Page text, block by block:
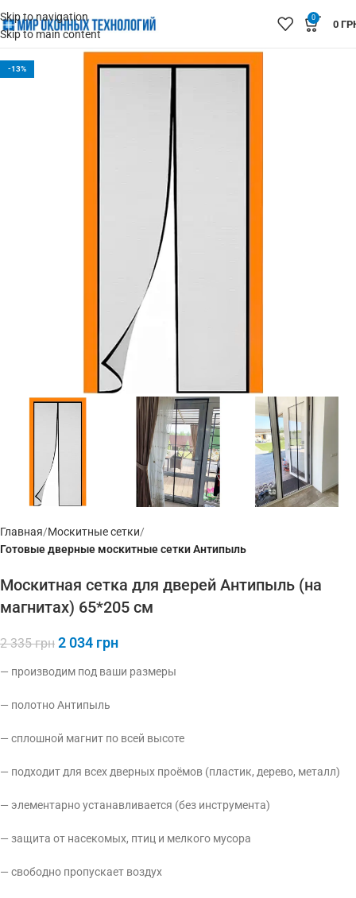
Skip to navigation
Skip to main content
0
0
-13%
Главная Москитные сетки
Готовые дверные москитные сетки Антипыль
Москитная сетка для дверей Антипыль (на
магнитах) 65*205 см
2 335грн 2 034 грн
— производим под ваши размеры
— полотно Антипыль
— сплошной магнит по всей высоте
— подходит для всех дверных проёмов (пластик, дерево, металл)
— элементарно устанавливается (без инструмента)
— защита от насекомых, птиц и мелкого мусора
— свободно пропускает воздух